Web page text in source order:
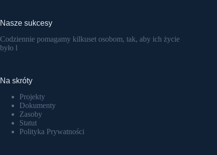
Nasze sukcesy
Codziennie pomagamy kilkuset osobom, tak, aby ich życie
było l
Na skróty
Projekty
Dokumenty
Zasoby
Statut
Polityka Prywatności